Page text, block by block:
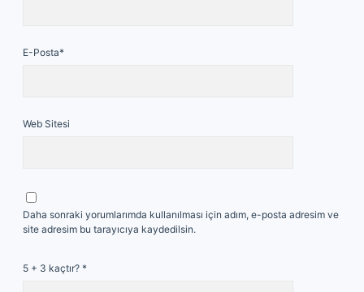
E-Posta*
Web Sitesi
Daha sonraki yorumlarımda kullanılması için adım, e-posta adresim ve
site adresim bu tarayıcıya kaydedilsin.
5 + 3 kaçtır? *